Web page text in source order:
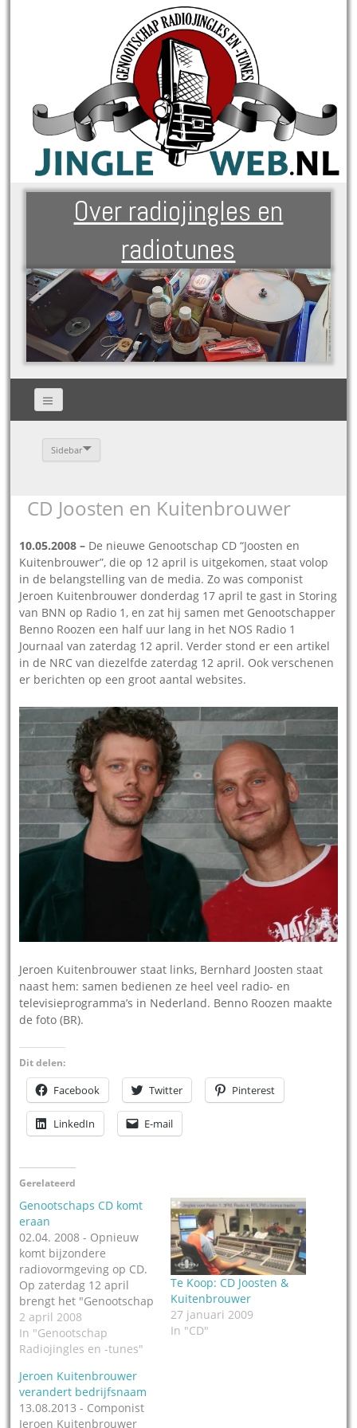
Over radiojingles en
radiotunes
Sidebar
CD Joosten en Kuitenbrouwer
10.05.2008 – De nieuwe Genootschap CD “Joosten en
Kuitenbrouwer”, die op 12 april is uitgekomen, staat volop
in de belangstelling van de media. Zo was componist
Jeroen Kuitenbrouwer donderdag 17 april te gast in Storing
van BNN op Radio 1, en zat hij samen met Genootschapper
Benno Roozen een half uur lang in het NOS Radio 1
Journaal van zaterdag 12 april. Verder stond er een artikel
in de NRC van diezelfde zaterdag 12 april. Ook verschenen
er berichten op een groot aantal websites.
Jeroen Kuitenbrouwer staat links, Bernhard Joosten staat
naast hem: samen bedienen ze heel veel radio- en
televisieprogramma’s in Nederland. Benno Roozen maakte
de foto (BR).
Dit delen:
Facebook Twitter Pinterest
LinkedIn E-mail
Gerelateerd
Genootschaps CD komt
eraan
02.04. 2008 - Opnieuw
komt bijzondere
radiovormgeving op CD.
Op zaterdag 12 april
brengt het "Genootschap
radiojingles en -tunes"
in eigen beheer de CD
"Joosten en
Daarop de zo goed als
complete vormgeving
(jingles en tunes) van
2 april 2008
In "Genootschap
Radiojingles en -tunes"
Te Koop: CD Joosten &
Kuitenbrouwer
27 januari 2009
In "CD"
Jeroen Kuitenbrouwer
verandert bedrijfsnaam
13.08.2013 - Componist
Jeroen Kuitenbrouwer